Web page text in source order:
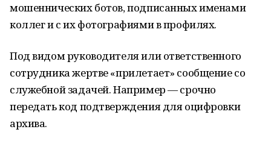
мошеннических ботов, подписанных именами
коллег и с их фотографиями в профилях.
Под видом руководителя или ответственного
сотрудника жертве «прилетает» сообщениесо
служебной задачей. Например — срочно
передать код подтверждения для оцифровки
архива.